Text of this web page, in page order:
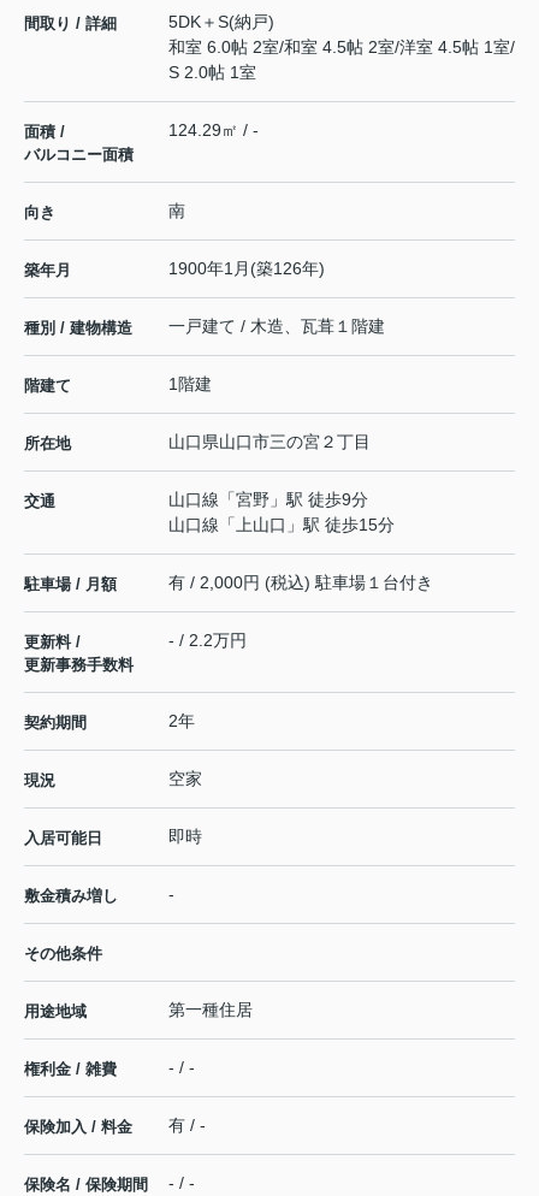
間取り / 詳細
5DK＋S(納戸)
和室 6.0帖 2室/和室 4.5帖 2室/洋室 4.5帖 1室/
S 2.0帖 1室
面積 /
バルコニー面積
124.29㎡ / -
向き 南
築年月 1900年1月(築126年)
種別 / 建物構造 一戸建て / 木造、瓦葺１階建
階建て 1階建
所在地 山口県山口市三の宮２丁目
交通 山口線 「宮野 」駅 徒歩9分
山口線 「 上山口 」駅 徒歩15分
駐車場 / 月額 有 / 2,000円 (税込) 駐車場１台付き
更新料 /
更新事務手数料
- / 2.2万円
契約期間 2年
現況 空家
入居可能日 即時
敷金積み増し -
その他条件
用途地域 第一種住居
権利金 / 雑費 - / -
保険加入 / 料金 有 / -
保険名 / 保険期間 - / -